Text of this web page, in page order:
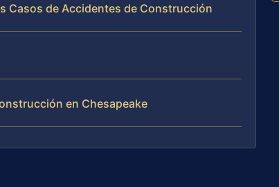
Casos de Accidentes de Construcción
en Chesapeake